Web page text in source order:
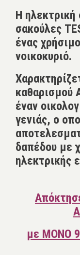
Η
σακούλες
ένας
νοικοκυριό.
καθαρισμού
έναν
γενιάς, ο
δαπέδου με
ηλεκτρικής
με ΜΟΝΟ